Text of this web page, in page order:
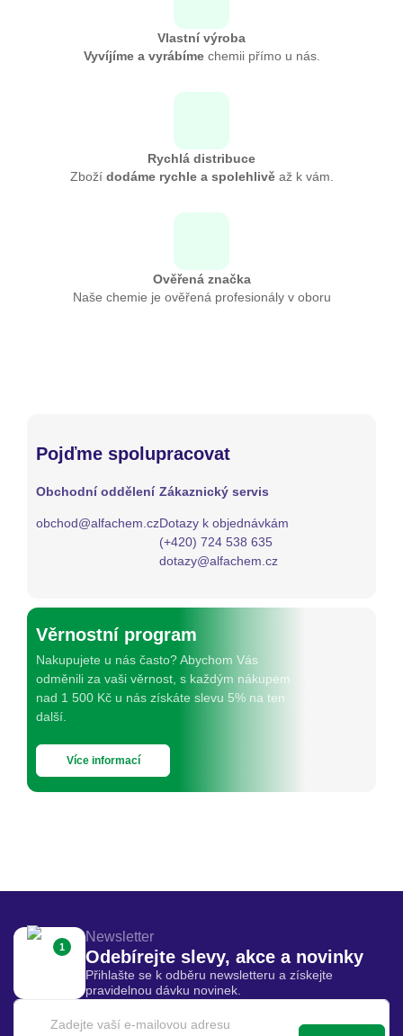
Vlastní výroba
Vyvíjíme a vyrábímechemii přímo u nás.
Rychlá distribuce
Zboží dodáme rychle a spolehlivěaž k vám.
Ověřená značka
Naše chemie je ověřená profesionály v oboru
Pojďme spolupracovat
Obchodní oddělení
obchod@alfachem.cz
Zákaznický servis
Dotazy k objednávkám
(+420) 724 538 635
dotazy@alfachem.cz
Věrnostní program
Nakupujete u nás často? Abychom Vás
odměnili za vaši věrnost, s každým nákupem
nad 1 500 Kč u nás získáte slevu 5% na ten
další.
Více informací
1
Newsletter
Odebírejte slevy, akce a novinky
Přihlašte se k odběru newsletteru a získejte
pravidelnou dávku novinek.